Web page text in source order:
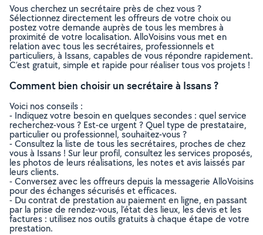
Vous cherchez un secrétaire près de chez vous ?
Sélectionnez directement les offreurs de votre choix ou
postez votre demande auprès de tous les membres à
proximité de votre localisation. AlloVoisins vous met en
relation avec tous les secrétaires, professionnels et
particuliers, à Issans, capables de vous répondre rapidement.
C’est gratuit, simple et rapide pour réaliser tous vos projets !
Comment bien choisir un secrétaire à Issans ?
Voici nos conseils :
- Indiquez votre besoin en quelques secondes : quel service
recherchez-vous ? Est-ce urgent ? Quel type de prestataire,
particulier ou professionnel, souhaitez-vous ?
- Consultez la liste de tous les secrétaires, proches de chez
vous à Issans ! Sur leur profil, consultez les services proposés,
les photos de leurs réalisations, les notes et avis laissés par
leurs clients.
- Conversez avec les offreurs depuis la messagerie AlloVoisins
pour des échanges sécurisés et efficaces.
- Du contrat de prestation au paiement en ligne, en passant
par la prise de rendez-vous, l’état des lieux, les devis et les
factures : utilisez nos outils gratuits à chaque étape de votre
prestation.